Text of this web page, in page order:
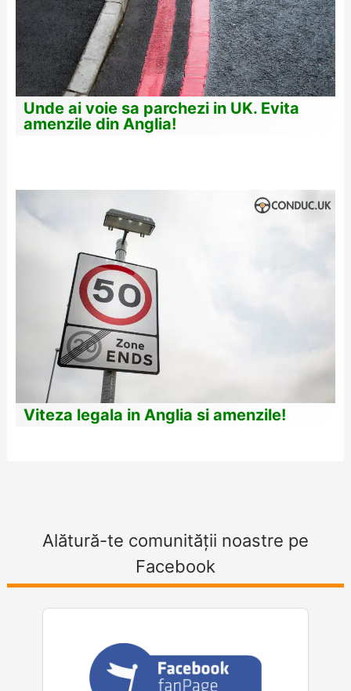
Unde ai voie sa parchezi in UK. Evita
amenzile din Anglia!
Viteza legala in Anglia si amenzile!
Alătură-te comunității noastre pe
Facebook